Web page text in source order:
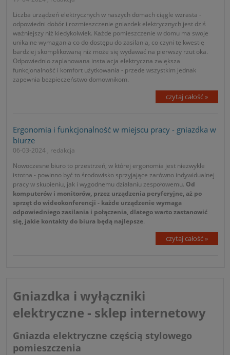
Liczba urządzeń elektrycznych w naszych domach ciągle wzrasta -
odpowiedni dobór i rozmieszczenie gniazdek elektrycznych jest dziś
ważniejszy niż kiedykolwiek. Każde pomieszczenie w domu ma swoje
unikalne wymagania co do dostępu do zasilania, co czyni tę kwestię
bardziej skomplikowaną niż może się wydawać na pierwszy rzut oka.
Odpowiednio zaplanowana instalacja elektryczna zwiększa
funkcjonalność i komfort użytkowania - przede wszystkim jednak
zapewnia bezpieczeństwo domownikom.
czytaj całość »
Ergonomia i funkcjonalność w miejscu pracy - gniazdka w
biurze
06-03-2024 , redakcja
Nowoczesne biuro to przestrzeń, w której ergonomia jest niezwykle
istotna - powinno być to środowisko sprzyjające zarówno indywidualnej
pracy w skupieniu, jak i wygodnemu działaniu zespołowemu. Od
komputerów i monitorów, przez urządzenia peryferyjne, aż po
sprzęt do wideokonferencji - każde urządzenie wymaga
odpowiedniego zasilania i połączenia, dlatego warto zastanowić
się, jakie kontakty do biura będą najlepsze.
czytaj całość »
Gniazdka i wyłączniki
elektryczne - sklep internetowy
Gniazda elektryczne częścią stylowego
pomieszczenia